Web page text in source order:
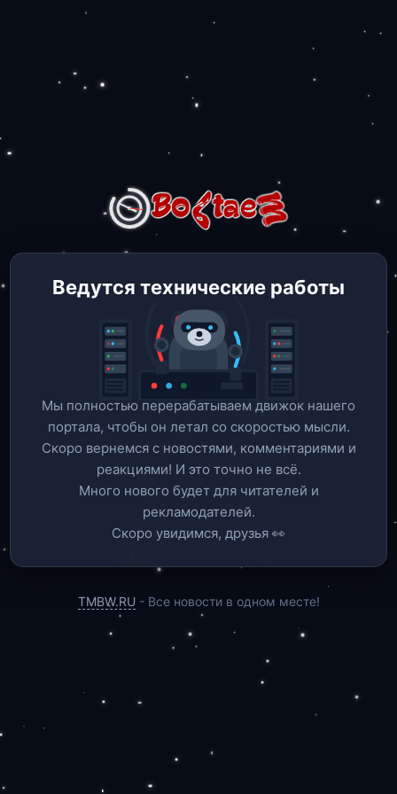
Ведутся технические работы
Мы полностью перерабатываем движок нашего
портала, чтобы он летал со скоростью мысли.
Скоро вернемся c новостями, комментариями и
реакциями! И это точно не всё.
Много нового будет для читателей и
рекламодателей.
Скоро увидимся, друзья 👀
TMBW.RU - Все новости в одном месте!